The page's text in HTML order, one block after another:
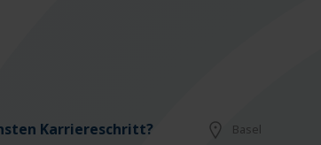
Karriereschritt? Basel